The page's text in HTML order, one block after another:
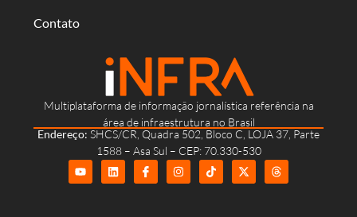
Multiplataforma de informação jornalística referência na
área de infraestrutura no Brasil
Endereço: SHCS/CR, Quadra 502, Bloco C, LOJA 37, Parte
1588 – Asa Sul – CEP: 70.330-530
Contato